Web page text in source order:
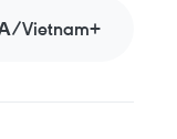
Vietnam+